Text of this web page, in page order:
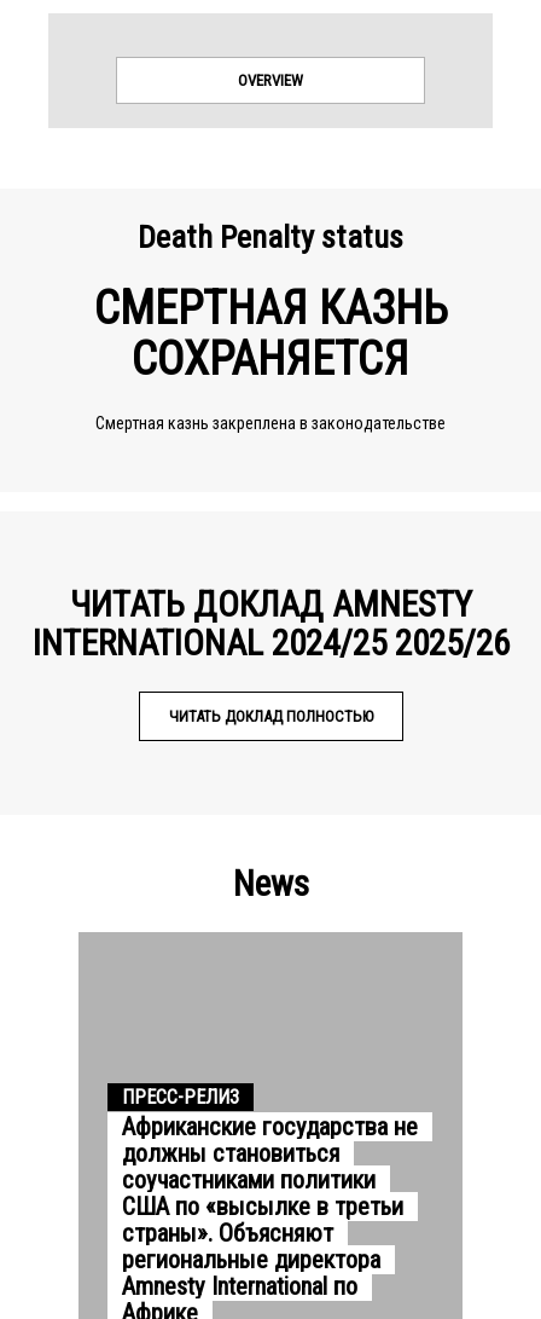
OVERVIEW
Death Penalty status
СМЕРТНАЯ КАЗНЬ
СОХРАНЯЕТСЯ
Смертная казнь закреплена в законодательстве
ЧИТАТЬ ДОКЛАД AMNESTY
INTERNATIONAL 2024/25 2025/26
ЧИТАТЬ ДОКЛАД ПОЛНОСТЬЮ
News
ПРЕСС-РЕЛИЗ
Африканские государства не
должны становиться
соучастниками политики
США по «высылке в третьи
страны». Объясняют
региональные директора
Amnesty International по
Африке